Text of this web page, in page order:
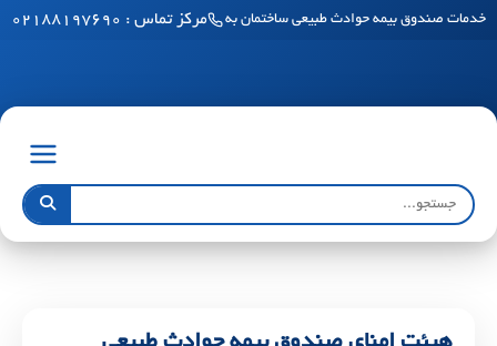
خدمات صندوق بیمه حوادث طبیعی ساختمان به مناطق آزاد رسید
مرکز تماس : ۰۲۱۸۸۱۹۷۶۹۰